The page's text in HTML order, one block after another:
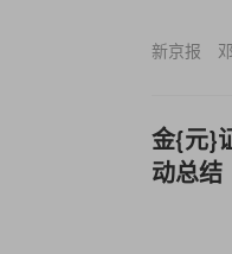
新京报
金{元}
动总结